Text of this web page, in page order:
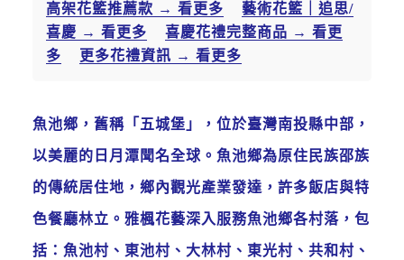
高架花籃推薦款 → 看更多
藝術花籃｜追思/
喜慶 → 看更多
喜慶花禮完整商品 → 看更
多
更多花禮資訊 → 看更多
魚池鄉，舊稱「五城堡」，位於臺灣南投縣中部，
以美麗的日月潭聞名全球。魚池鄉為原住民族邵族
的傳統居住地，鄉內觀光產業發達，許多飯店與特
色餐廳林立。雅楓花藝深入服務魚池鄉各村落，包
括：魚池村、東池村、大林村、東光村、共和村、